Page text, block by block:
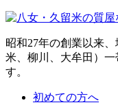
昭和27年の創業以来
米、柳川、大牟田）
す。
初めての方へ